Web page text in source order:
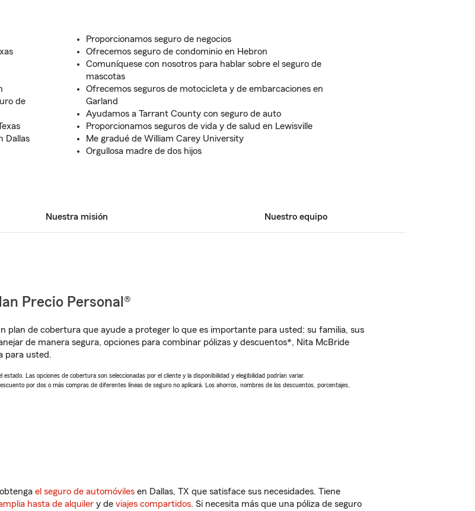
de
Dallas
Proporcionamos seguro de negocios
Ofrecemos seguro de condominio en Hebron
Comuníquese con nosotros para hablar sobre el seguro de
mascotas
Ofrecemos seguros de motocicleta y de embarcaciones en
Garland
Ayudamos a Tarrant County con seguro de auto
Proporcionamos seguros de vida y de salud en Lewisville
Me gradué de William Carey University
Orgullosa madre de dos hijos
Nuestra misión Nuestro equipo
Precio Personal®
plan de cobertura que ayude a proteger lo que es importante para usted: su familia, sus
de manera segura, opciones para combinar pólizas y descuentos*, Nita McBride
para usted.
Las opciones de cobertura son seleccionadas por el cliente y la disponibilidad y elegibilidad podrían variar.
por dos o más compras de diferentes líneas de seguro no aplicará. Los ahorros, nombres de los descuentos, porcentajes,
el seguro de automóviles en Dallas, TX que satisface sus necesidades. Tiene
hasta de alquiler y de viajes compartidos. Si necesita más que una póliza de seguro